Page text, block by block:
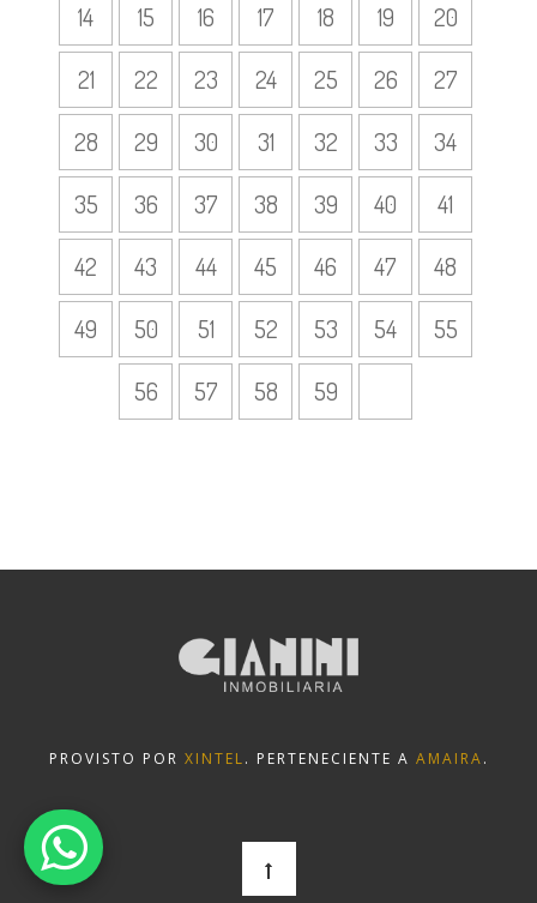
14
15 16 17 18 19
20
21
22 23 24 25 26
27
28
29 30 31 32 33
34
35
36 37 38 39 40
41
42
43 44 45 46 47
48
49
50 51 52 53 54
55
56
57 58 59
PROVISTO POR XINTEL. PERTENECIENTE A AMAIRA.